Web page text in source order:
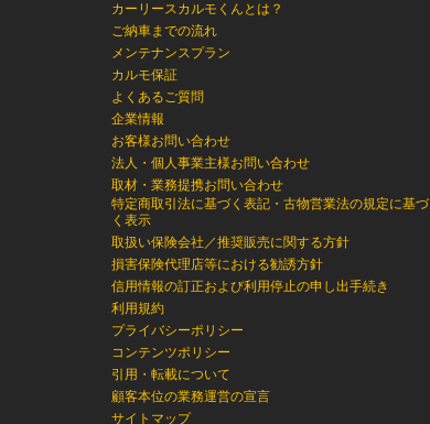
カーリースカルモくんとは？
ご納車までの流れ
メンテナンスプラン
カルモ保証
よくあるご質問
企業情報
お客様お問い合わせ
法人・個人事業主様お問い合わせ
取材・業務提携お問い合わせ
特定商取引法に基づく表記・古物営業法の規定に基づ
く表示
取扱い保険会社／推奨販売に関する方針
損害保険代理店等における勧誘方針
信用情報の訂正および利用停止の申し出手続き
利用規約
プライバシーポリシー
コンテンツポリシー
引用・転載について
顧客本位の業務運営の宣言
サイトマップ